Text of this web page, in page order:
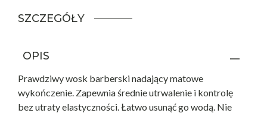
SZCZEGÓŁY
OPIS
Prawdziwy wosk barberski nadający matowe
wykończenie. Zapewnia średnie utrwalenie i kontrolę
bez utraty elastyczności. Łatwo usunąć go wodą. Nie